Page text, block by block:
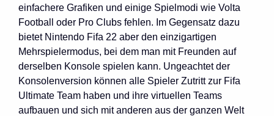
einfachere Grafiken und einige Spielmodi wie Volta
Football oder Pro Clubs fehlen. Im Gegensatz dazu
bietet Nintendo Fifa 22 aber den einzigartigen
Mehrspielermodus, bei dem man mit Freunden auf
derselben Konsole spielen kann. Ungeachtet der
Konsolenversion können alle Spieler Zutritt zur Fifa
Ultimate Team haben und ihre virtuellen Teams
aufbauen und sich mit anderen aus der ganzen Welt